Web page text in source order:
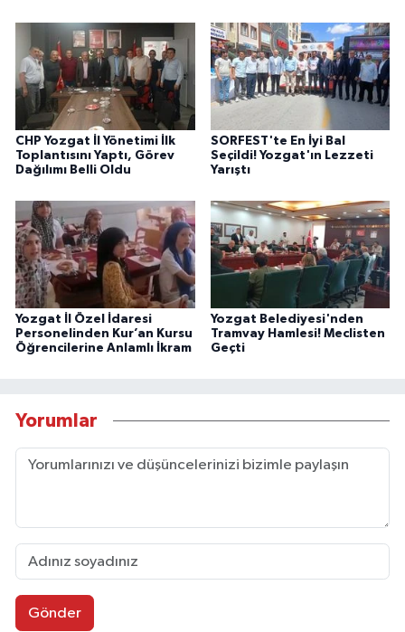
CHP Yozgat İl Yönetimi İlk
Toplantısını Yaptı, Görev
Dağılımı Belli Oldu
SORFEST'te En İyi Bal
Seçildi! Yozgat'ın Lezzeti
Yarıştı
Yozgat İl Özel İdaresi
Personelinden Kur’an Kursu
Öğrencilerine Anlamlı İkram
Yozgat Belediyesi'nden
Tramvay Hamlesi! Meclisten
Geçti
Yorumlar
Gönder